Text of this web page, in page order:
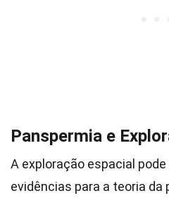
Panspermia e
A exploração espacial
evidências para a teoria da